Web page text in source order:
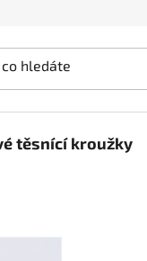
těsnící kroužky